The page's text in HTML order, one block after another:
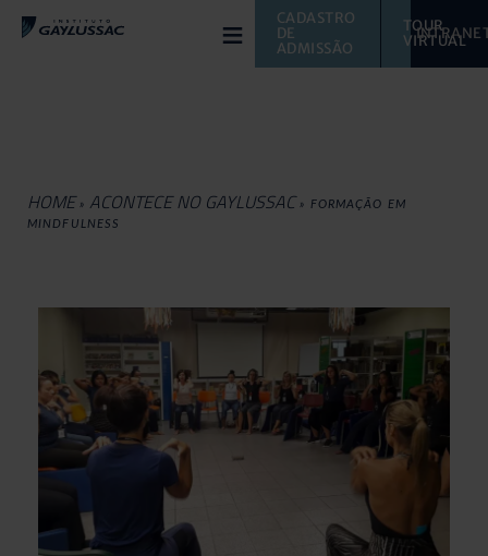
≡
CADASTRO
DE
ADMISSÃO
TOUR
VIRTUAL
HOME » ACONTECE NO GAYLUSSAC »
FORMAÇÃO EM
MINDFULNESS